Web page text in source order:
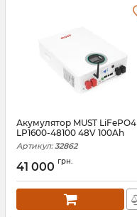
Акумулятор MUST LiFePO4
LP1600-48100 48V 100Ah
Артикул: 32862
41 000 грн.